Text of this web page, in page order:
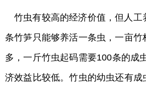
竹虫有较高的经济价值，但人工
条竹笋只能够养活一条虫，一亩竹
多，一斤竹虫起码需要100条的成
济效益比较低。竹虫的幼虫还有成